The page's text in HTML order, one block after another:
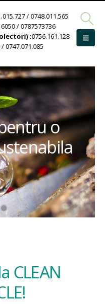
/ 0748.011.565
/ 0787573736
:0756.161.128
0747.071.085
o
CLEAN